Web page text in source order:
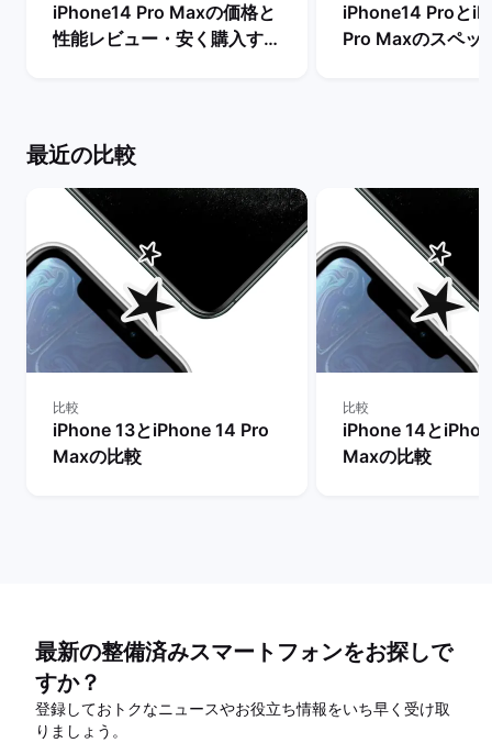
iPhone14 Pro Maxの価格と
性能レビュー・安く購入する
iPhone14 Proと
Pro Maxのスペッ
最近の比較
比較
iPhone 13とiPhone 14 Pro
Maxの比較
比較
iPhone 14と
Maxの比較
最新の整備済みスマートフォンをお探しで
すか？
登録しておトクなニュースやお役立ち情報をいち早く受け取
りましょう。